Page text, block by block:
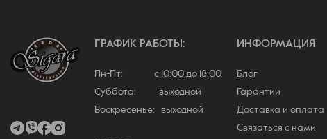
ГРАФИК РАБОТЫ:
Пн-Пт: с 10:00 до 18:00
Суббота: выходной
Воскресенье: выходной
ИНФОРМАЦИЯ
Блог
Гарантии
Доставка и оплата
Связаться с нами